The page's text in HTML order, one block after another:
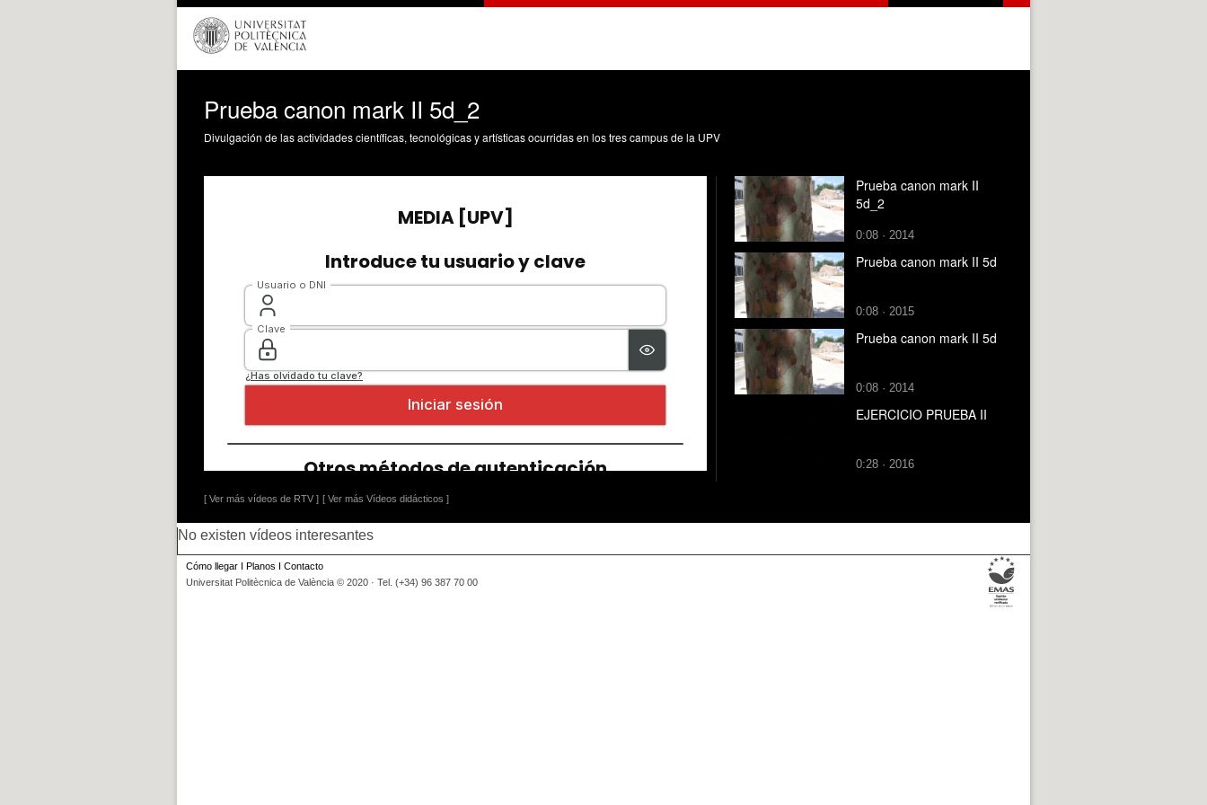
Prueba canon mark II 5d_2
Divulgación de las actividades científicas, tecnológicas y artísticas ocurridas en los tres campus de la UPV
[ Ver más vídeos de RTV ] [ Ver más Vídeos didácticos ]
Prueba canon mark II
5d_2
0:08 · 2014
Prueba canon mark II 5d
0:08 · 2015
Prueba canon mark II 5d
0:08 · 2014
EJERCICIO PRUEBA II
0:28 · 2016
No existen vídeos interesantes
Cómo llegar I Planos I Contacto
Universitat Politècnica de València © 2020 · Tel. (+34) 96 387 70 00